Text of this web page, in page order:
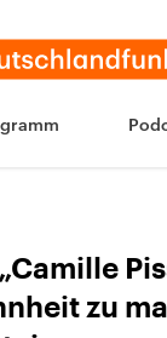
zu